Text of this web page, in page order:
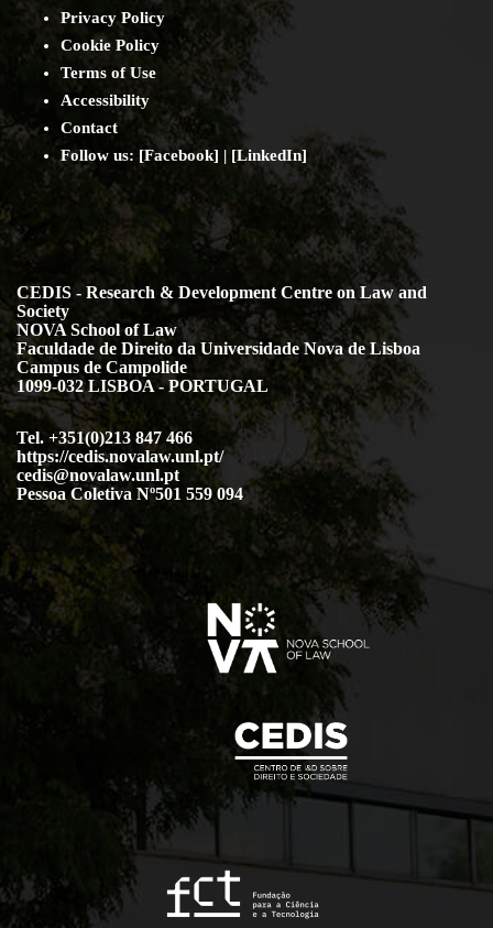
Privacy Policy
Cookie Policy
Terms of Use
Accessibility
Contact
Follow us: [Facebook] | [LinkedIn]
CEDIS - Research & Development Centre on Law and
Society
NOVA School of Law
Faculdade de Direito da Universidade Nova de Lisboa
Campus de Campolide
1099-032 LISBOA - PORTUGAL
Tel. +351(0)213 847 466
https://cedis.novalaw.unl.pt/
cedis@novalaw.unl.pt
Pessoa Coletiva Nº501 559 094